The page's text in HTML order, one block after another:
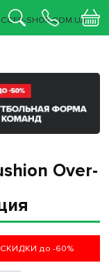
Over-
СКИДКИ до -60%